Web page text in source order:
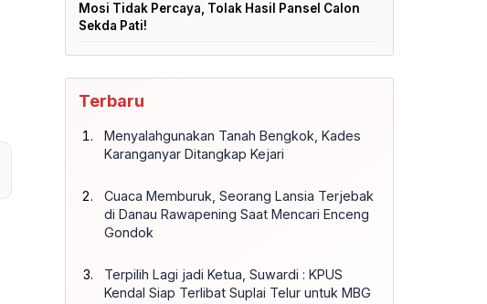
Mosi Tidak Percaya, Tolak Hasil Pansel Calon
Sekda Pati!
Terbaru
Menyalahgunakan Tanah Bengkok, Kades
Karanganyar Ditangkap Kejari
Cuaca Memburuk, Seorang Lansia Terjebak
di Danau Rawapening Saat Mencari Enceng
Gondok
Terpilih Lagi jadi Ketua, Suwardi : KPUS
Kendal Siap Terlibat Suplai Telur untuk MBG